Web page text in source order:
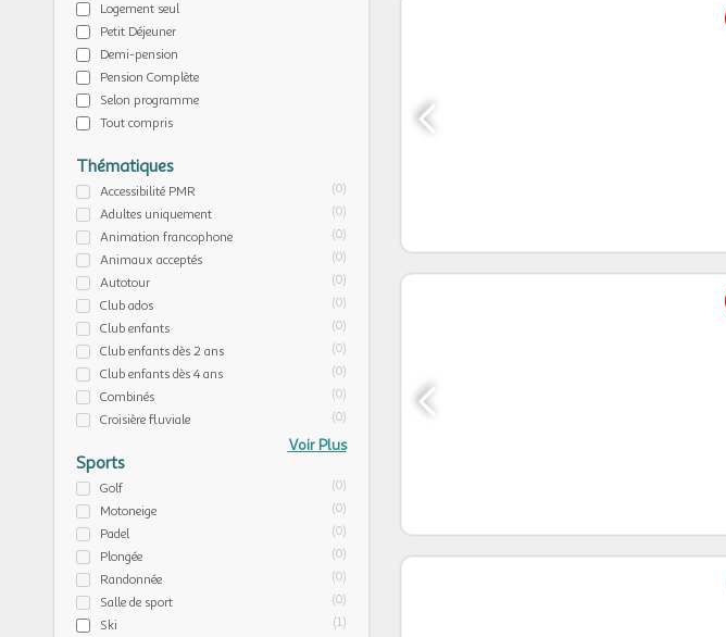
Logement seul
Petit Déjeuner
Demi-pension
Pension Complète
Selon programme
Tout compris
Thématiques
Accessibilité PMR (0)
Adultes uniquement (0)
Animation francophone (0)
Animaux acceptés (0)
Autotour (0)
Club ados (0)
Club enfants (0)
Club enfants dès 2 ans (0)
Club enfants dès 4 ans (0)
Combinés (0)
Croisière fluviale (0)
Voir Plus
Sports
Golf (0)
Motoneige (0)
Padel (0)
Plongée (0)
Randonnée (0)
Salle de sport (0)
Ski (1)